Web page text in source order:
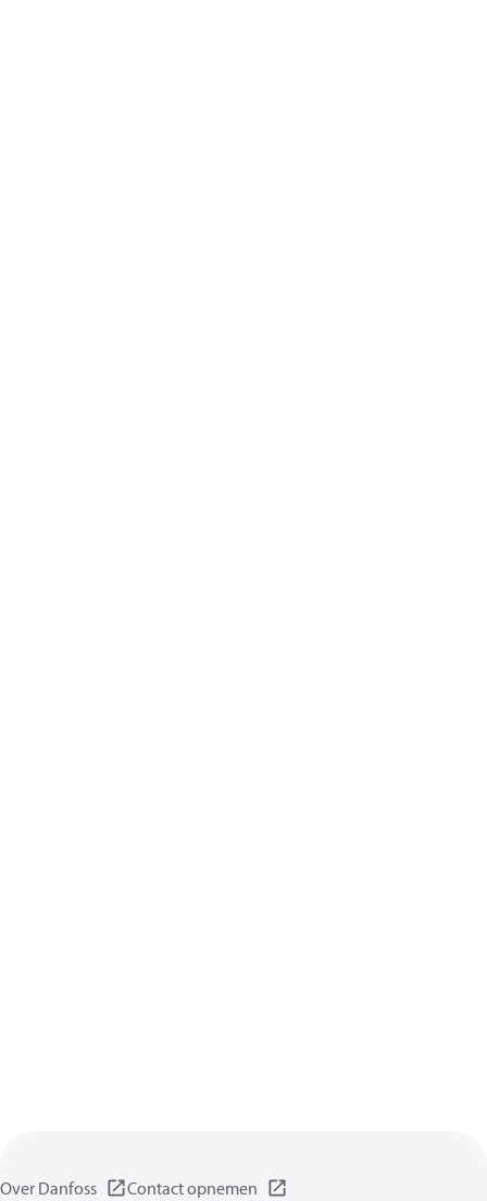
Over Danfoss Contact opnemen